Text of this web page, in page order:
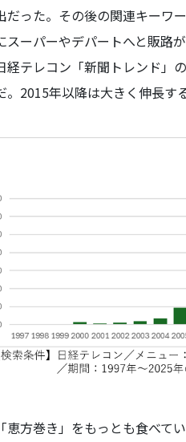
だった。その後の関連キーワ
スーパーやデパートへと販路
経テレコン「新聞トレンド」
。2015年以降は大きく伸長す
恵方巻き」をもっとも食べて